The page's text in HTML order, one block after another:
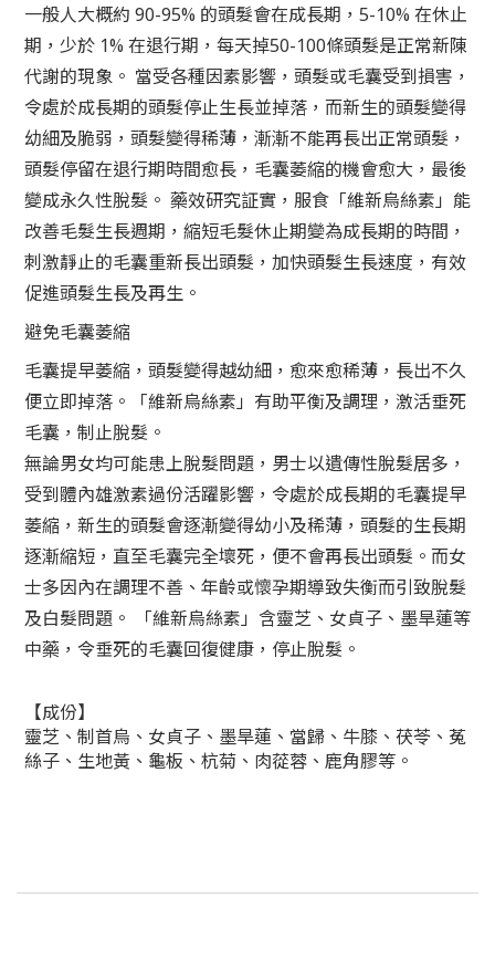
一般人大概約 90-95% 的頭髮會在成長期，5-10% 在休止
期，少於 1% 在退行期，每天掉50-100條頭髮是正常新陳
代謝的現象。 當受各種因素影響，頭髮或毛囊受到損害，
令處於成長期的頭髮停止生長並掉落，而新生的頭髮變得
幼細及脆弱，頭髮變得稀薄，漸漸不能再長出正常頭髮，
頭髮停留在退行期時間愈長，毛囊萎縮的機會愈大，最後
變成永久性脫髮。 藥效研究証實，服食「維新烏絲素」能
改善毛髮生長週期，縮短毛髮休止期變為成長期的時間，
刺激靜止的毛囊重新長出頭髮，加快頭髮生長速度，有效
促進頭髮生長及再生。
避免毛囊萎縮
毛囊提早萎縮，頭髮變得越幼細，愈來愈稀薄，長出不久
便立即掉落。「維新烏絲素」有助平衡及調理，激活垂死
毛囊，制止脫髮。
無論男女均可能患上脫髮問題，男士以遺傳性脫髮居多，
受到體內雄激素過份活躍影響，令處於成長期的毛囊提早
萎縮，新生的頭髮會逐漸變得幼小及稀薄，頭髮的生長期
逐漸縮短，直至毛囊完全壞死，便不會再長出頭髮。而女
士多因內在調理不善、年齡或懷孕期導致失衡而引致脫髮
及白髮問題。 「維新烏絲素」含靈芝、女貞子、墨旱蓮等
中藥，令垂死的毛囊回復健康，停止脫髮。
【成份】
靈芝、制首烏、女貞子、墨旱蓮、當歸、牛膝、茯苓、菟
絲子、生地黃、龜板、杭菊、肉蓯蓉、鹿角膠等。